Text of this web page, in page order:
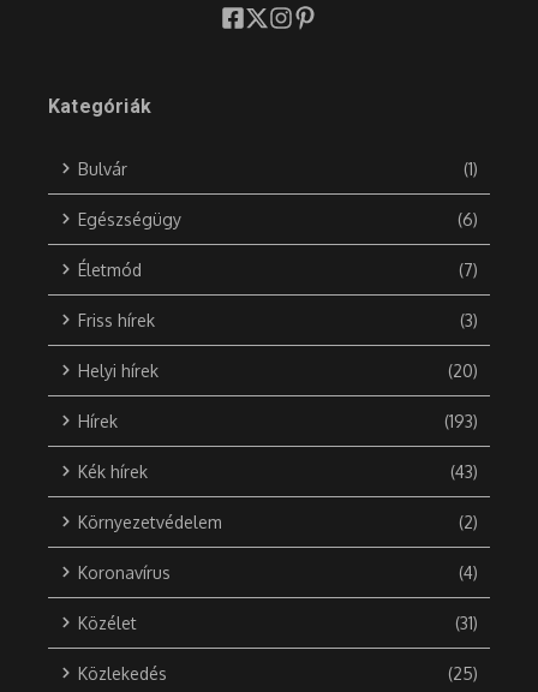
Kategóriák
Bulvár (1)
Egészségügy (6)
Életmód (7)
Friss hírek (3)
Helyi hírek (20)
Hírek (193)
Kék hírek (43)
Környezetvédelem (2)
Koronavírus (4)
Közélet (31)
Közlekedés (25)